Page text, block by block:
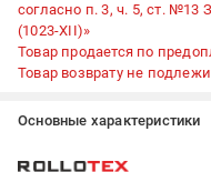
согласно п. 3, ч. 5, ст. №13
(1023-XII)»
Товар продается по
Товар возврату не
Основные характеристики